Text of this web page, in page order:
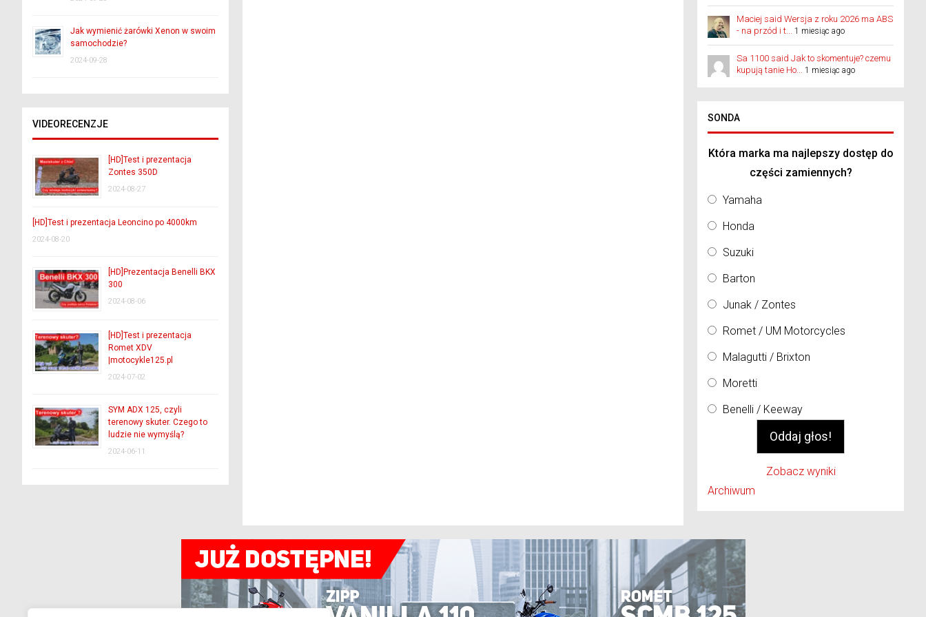
Jak wymienić żarówki Xenon w swoim
samochodzie?
2024-09-28
VIDEORECENZJE
[HD]Test i prezentacja
Zontes 350D
2024-08-27
[HD]Test i prezentacja Leoncino po 4000km
2024-08-20
[HD]Prezentacja Benelli BKX
300
2024-08-06
[HD]Test i prezentacja
Romet XDV
|motocykle125.pl
2024-07-02
SYM ADX 125, czyli
terenowy skuter. Czego to
ludzie nie wymyślą?
2024-06-11
Maciej said Wersja z roku 2026 ma ABS
- na przód i t... 1 miesiąc ago
Sa 1100 said Jak to skomentuje? czemu
kupują tanie Ho... 1 miesiąc ago
SONDA
Która marka ma najlepszy dostęp do
części zamiennych?
Yamaha
Honda
Suzuki
Barton
Junak / Zontes
Romet / UM Motorcycles
Malagutti / Brixton
Moretti
Benelli / Keeway
Zobacz wyniki
Archiwum